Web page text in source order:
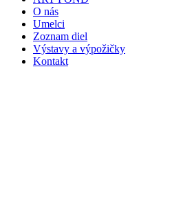
O nás
Umelci
Zoznam diel
Výstavy a výpožičky
Kontakt